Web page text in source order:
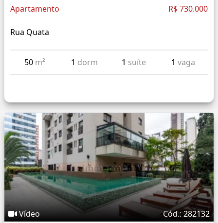
Apartamento R$ 730.000
Rua Quata
50 m² 1 dorm 1 suíte 1 vaga
Vídeo Cód.: 282132